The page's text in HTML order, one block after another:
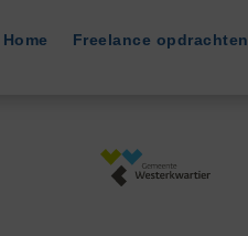
Home Freelance opdrachten